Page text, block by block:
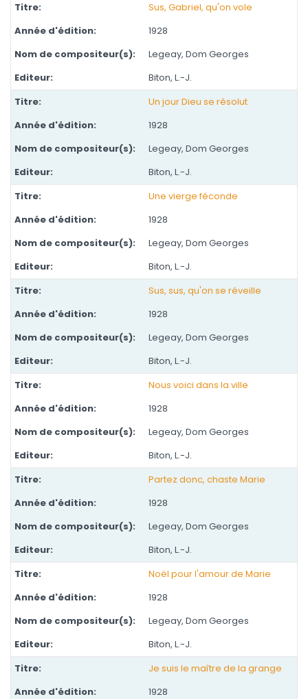
Sus, Gabriel, qu'on vole
1928
Legeay, Dom Georges
Biton, L.-J.
Un jour Dieu se résolut
1928
Legeay, Dom Georges
Biton, L.-J.
Une vierge féconde
1928
Legeay, Dom Georges
Biton, L.-J.
Sus, sus, qu'on se réveille
1928
Legeay, Dom Georges
Biton, L.-J.
Nous voici dans la ville
1928
Legeay, Dom Georges
Biton, L.-J.
Partez donc, chaste Marie
1928
Legeay, Dom Georges
Biton, L.-J.
Noël pour l'amour de Marie
1928
Legeay, Dom Georges
Biton, L.-J.
Je suis le maître de la grange
1928